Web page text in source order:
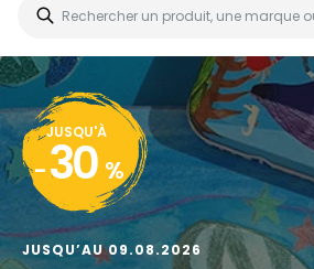
JUSQU'À
- 30 %
JUSQU’AU 09.08.2026